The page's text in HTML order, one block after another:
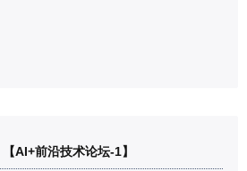
AI+前沿技术论坛-1】